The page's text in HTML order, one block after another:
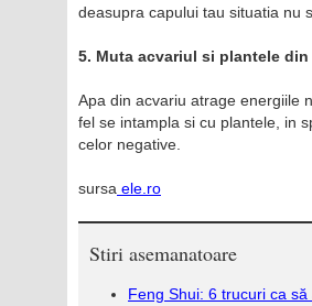
deasupra capului tau situatia nu
5. Muta acvariul si plantele din
Apa din acvariu atrage energiile
fel se intampla si cu plantele, in
celor negative.
sursa ele.ro
Stiri asemanatoare
Feng Shui: 6 trucuri ca să